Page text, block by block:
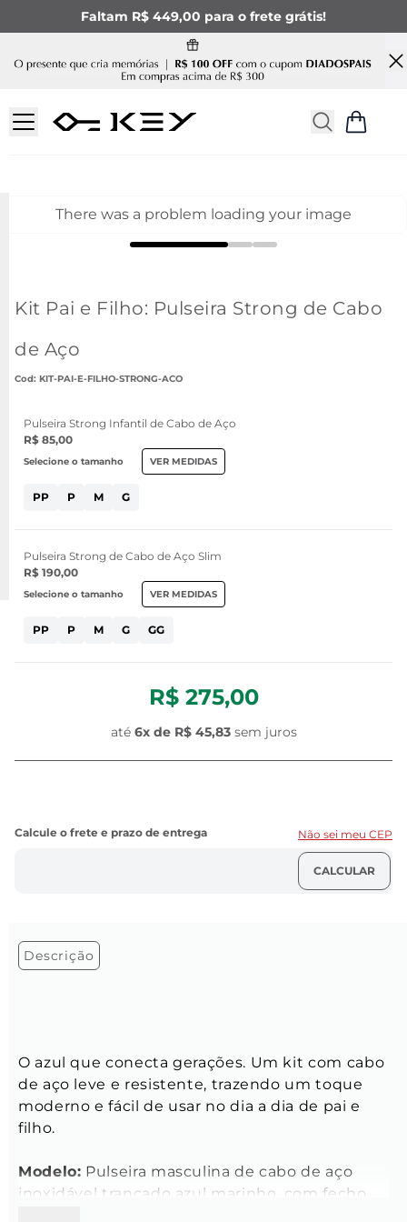
Faltam R$ 449,00 para o frete grátis!
There was a problem loading your image
Kit Pai e Filho: Pulseira Strong de Cabo
de Aço
: KIT-PAI-E-FILHO-STRONG-ACO
Pulseira Strong Infantil de Cabo de Aço
R$ 85,00
Selecione o tamanho VER MEDIDAS
PP P M G
Pulseira Strong de Cabo de Aço Slim
R$ 190,00
Selecione o tamanho VER MEDIDAS
PP P M G GG
R$ 275,00
até 6x de R$ 45,83 sem juros
Não sei meu CEP
Descrição
O azul que conecta gerações. Um kit com cabo
de aço leve e resistente, trazendo um toque
moderno e fácil de usar no dia a dia de pai e
filho.
Modelo: Pulseira masculina de cabo de aço
inoxidável trançado azul marinho, com fecho